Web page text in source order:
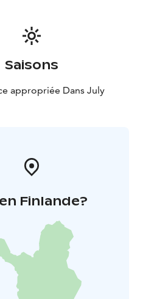
Saisons
appropriée Dans July
Finlande?